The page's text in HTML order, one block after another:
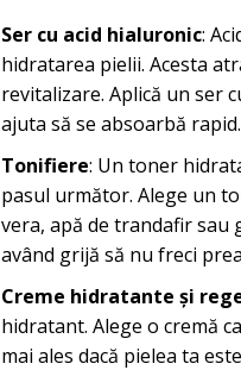
Ser cu acid hialuronic:
hidratarea pielii. Acesta
revitalizare. Aplică un ser
ajuta să se absoarbă
Tonifiere: Un toner
pasul următor. Alege un
vera, apă de trandafir sau
având grijă să nu freci
Creme hidratante și
hidratant. Alege o cremă
mai ales dacă pielea ta